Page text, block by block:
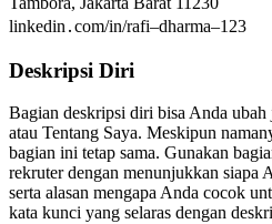
linkedin․com/in/rafi–dharma–123
Deskripsi Diri
Bagian deskripsi diri bisa Anda
atau Tentang Saya. Meskipun
bagian ini tetap sama. Gunakan
rekruter dengan menunjukkan siapa
serta alasan mengapa Anda cocok
kata kunci yang selaras dengan